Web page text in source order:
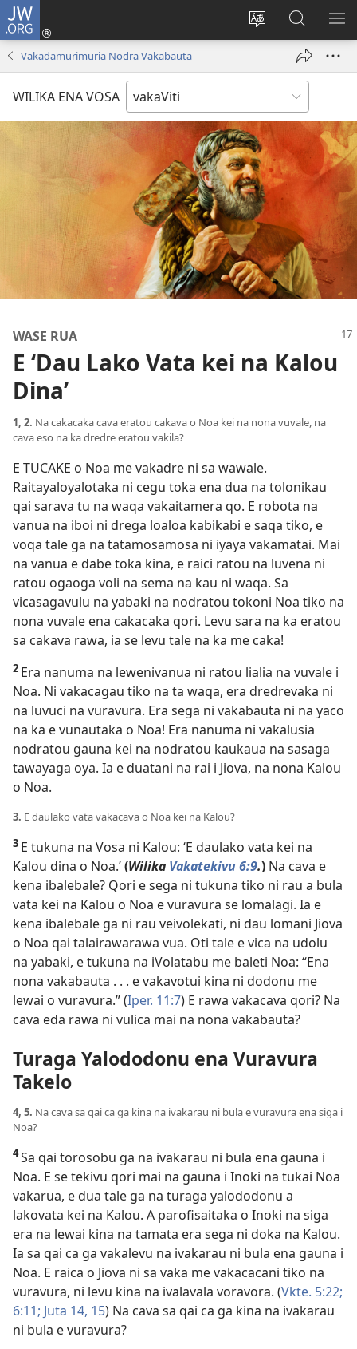
JW.ORG
Veisautaka
Dolava
(opens
Vaqara
ena
JW.ORG
Vakadamurimuria Nodra Vakabauta
WILIKA ENA VOSA
WASE RUA
E ‘Dau Lako Vata kei na Kalou
Dina’
1, 2. Na cakacaka cava eratou cakava o Noa kei na nona vuvale, na
cava eso na ka dredre eratou vakila?
E TUCAKE o Noa me vakadre ni sa wawale.
Raitayaloyalotaka ni cegu toka ena dua na tolonikau
qai sarava tu na waqa vakaitamera qo. E robota na
vanua na iboi ni drega loaloa kabikabi e saqa tiko, e
voqa tale ga na tatamosamosa ni iyaya vakamatai. Mai
na vanua e dabe toka kina, e raici ratou na luvena ni
ratou ogaoga voli na sema na kau ni waqa. Sa
vicasagavulu na yabaki na nodratou tokoni Noa tiko na
nona vuvale ena cakacaka qori. Levu sara na ka eratou
sa cakava rawa, ia se levu tale na ka me caka!
2 Era nanuma na lewenivanua ni ratou lialia na vuvale i
Noa. Ni vakacagau tiko na ta waqa, era dredrevaka ni
na luvuci na vuravura. Era sega ni vakabauta ni na yaco
na ka e vunautaka o Noa! Era nanuma ni vakalusia
nodratou gauna kei na nodratou kaukaua na sasaga
tawayaga oya. Ia e duatani na rai i Jiova, na nona Kalou
o Noa.
3. E daulako vata vakacava o Noa kei na Kalou?
3 E tukuna na Vosa ni Kalou: ‘E daulako vata kei na
Kalou dina o Noa.’(WilikaVakatekivu 6:9.) Na cava e
kena ibalebale? Qori e sega ni tukuna tiko ni rau a bula
vata kei na Kalou o Noa e vuravura se lomalagi. Ia e
kena ibalebale ga ni rau veivolekati, ni dau lomani Jiova
o Noa qai talairawarawa vua. Oti tale e vica na udolu
na yabaki, e tukuna na iVolatabu me baleti Noa: “Ena
nona vakabauta . . . e vakavotui kina ni dodonu me
lewai o vuravura.” (Iper. 11:7) E rawa vakacava qori? Na
cava eda rawa ni vulica mai na nona vakabauta?
Turaga Yalododonu ena Vuravura
Takelo
4, 5. Na cava sa qai ca ga kina na ivakarau ni bula e vuravura ena siga i
Noa?
4Sa qai torosobu ga na ivakarau ni bula ena gauna i
Noa. E se tekivu qori mai na gauna i Inoki na tukai Noa
vakarua, e dua tale ga na turaga yalododonu a
lakovata kei na Kalou. A parofisaitaka o Inoki na siga
era na lewai kina na tamata era sega ni doka na Kalou.
Ia sa qai ca ga vakalevu na ivakarau ni bula ena gauna i
Noa. E raica o Jiova ni sa vaka me vakacacani tiko na
vuravura, ni levu kina na ivalavala voravora. (Vkte. 5:22;
6:11; Juta 14, 15) Na cava sa qai ca ga kina na ivakarau
ni bula e vuravura?